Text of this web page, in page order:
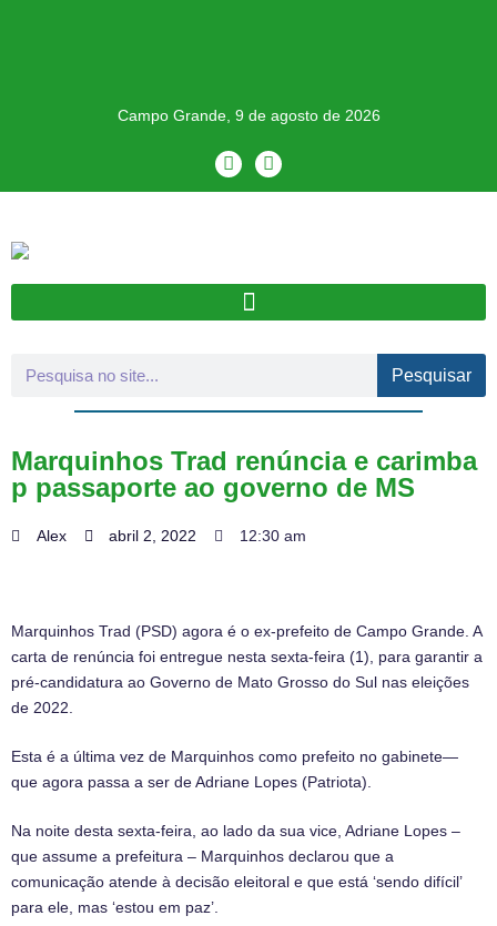
Campo Grande, 9 de agosto de 2026
Pesquisar
Marquinhos Trad renúncia e carimba
p passaporte ao governo de MS
Alex abril 2, 2022 12:30 am
Marquinhos Trad (PSD) agora é o ex-prefeito de Campo Grande. A
carta de renúncia foi entregue nesta sexta-feira (1), para garantir a
pré-candidatura ao Governo de Mato Grosso do Sul nas eleições
de 2022.
Esta é a última vez de Marquinhos como prefeito no gabinete—
que agora passa a ser de Adriane Lopes (Patriota).
Na noite desta sexta-feira, ao lado da sua vice, Adriane Lopes –
que assume a prefeitura – Marquinhos declarou que a
comunicação atende à decisão eleitoral e que está ‘sendo difícil’
para ele, mas ‘estou em paz’.